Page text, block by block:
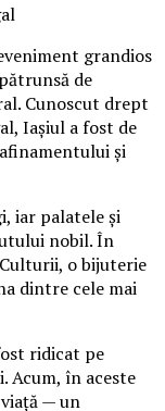
grandios
de
Cunoscut drept
Iașiul a fost de
și
iar palatele și
nobil. În
o bijuterie
dintre cele mai
ridicat pe
Acum, în aceste
— un